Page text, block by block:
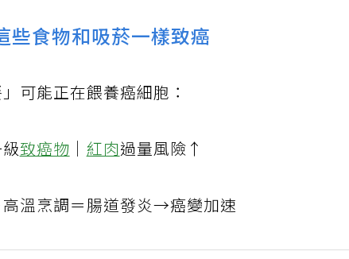
些食物和吸菸一樣致癌
可能正在餵養癌細胞：
級致癌物 ｜紅肉過量風險↑
高溫烹調＝腸道發炎→癌變加速